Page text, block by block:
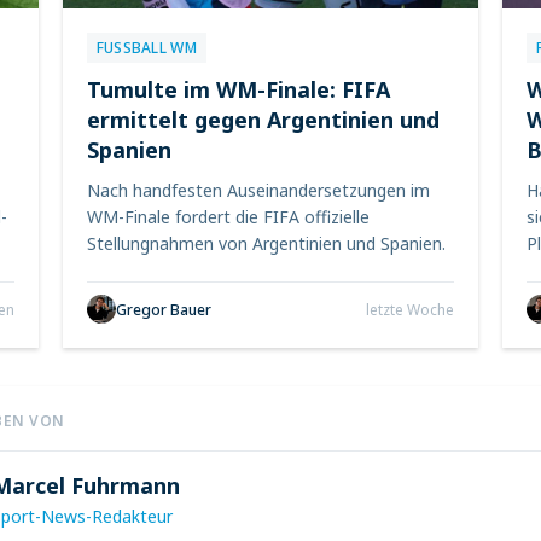
FUSSBALL WM
Tumulte im WM-Finale: FIFA
ermittelt gegen Argentinien und
Spanien
Nach handfesten Auseinandersetzungen im
WM-Finale fordert die FIFA offizielle
Stellungnahmen von Argentinien und Spanien.
Gregor Bauer letzte Woche
VON
Fuhrmann
News-Redakteur